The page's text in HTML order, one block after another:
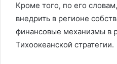
Кроме того, по его
внедрить в регионе
финансовые механизмы в
Тихоокеанской стратегии.